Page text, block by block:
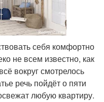
себя комфортно
не всем известно, как
вокруг смотрелось
речь пойдёт о пяти
любую квартиру.